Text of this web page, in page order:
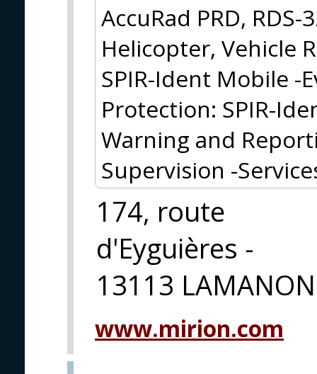
AccuRad PRD, RDS-
Helicopter, Vehicle
SPIR-Ident Mobile -
Protection: SPIR-
Warning and
Supervision -
174, route
d'Eyguières -
13113 LAMANON
www.mirion.com